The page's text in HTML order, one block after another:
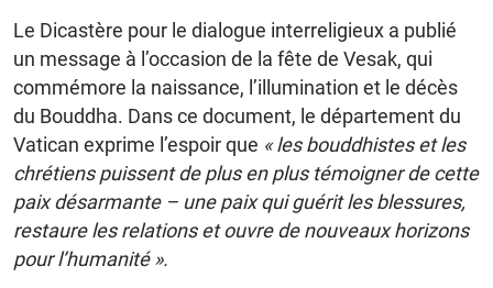
Le Dicastère pour le dialogue interreligieux a publié
un message à l’occasion de la fête de Vesak, qui
commémore la naissance, l’illumination et le décès
du Bouddha. Dans ce document, le département du
Vatican exprime l’espoir que « les bouddhistes et les
chrétiens puissent de plus en plus témoigner de cette
paix désarmante – une paix qui guérit les blessures,
restaure les relations et ouvre de nouveaux horizons
pour l’humanité ».